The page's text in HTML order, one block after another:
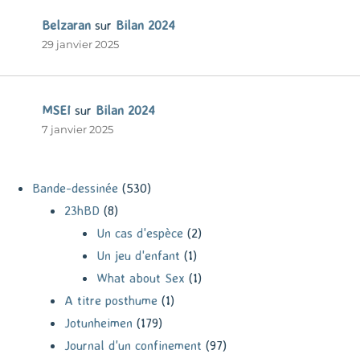
Belzaran sur Bilan 2024
29 janvier 2025
MSEI sur Bilan 2024
7 janvier 2025
Bande-dessinée (530)
23hBD (8)
Un cas d'espèce (2)
Un jeu d'enfant (1)
What about Sex (1)
A titre posthume (1)
Jotunheimen (179)
Journal d'un confinement (97)